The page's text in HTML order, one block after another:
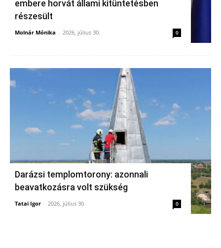
embere horvát állami kitüntetésben
részesült
Molnár Mónika - 2026, július 30. 0
Darázsi templomtorony: azonnali
beavatkozásra volt szükség
Tatai Igor - 2026, július 30. 0